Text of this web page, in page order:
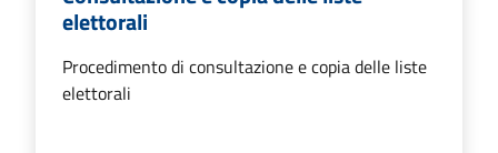
elettorali
Procedimento di consultazione e copia delle liste
elettorali